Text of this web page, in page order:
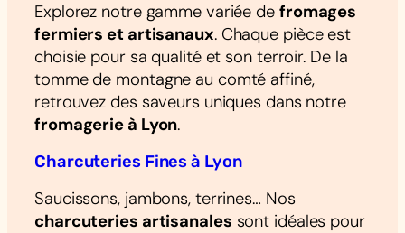
Explorez notre gamme variée de fromages
fermiers et artisanaux. Chaque pièce est
choisie pour sa qualité et son terroir. De la
tomme de montagne au comté affiné,
retrouvez des saveurs uniques dans notre
fromagerie à Lyon.
Charcuteries Fines à Lyon
Saucissons, jambons, terrines… Nos
charcuteries artisanales sont idéales pour